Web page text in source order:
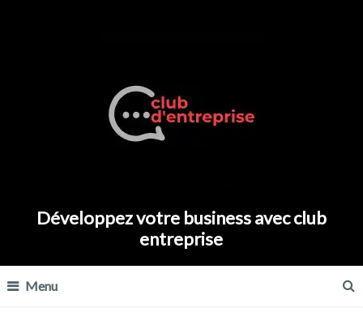
Développez votre business avec club
entreprise
Menu